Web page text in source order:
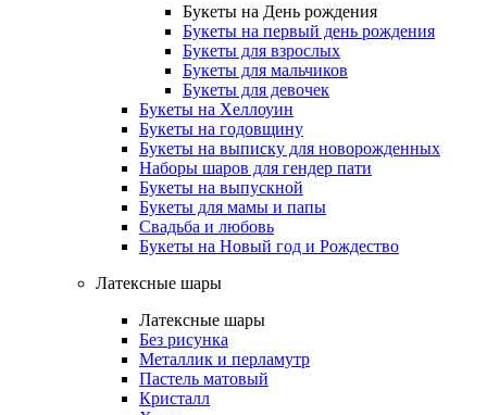
Букеты на День рождения
Букеты на первый день рождения
Букеты для взрослых
Букеты для мальчиков
Букеты для девочек
Букеты на Хеллоуин
Букеты на годовщину
Букеты на выписку для новорожденных
Наборы шаров для гендер пати
Букеты на выпускной
Букеты для мамы и папы
Свадьба и любовь
Букеты на Новый год и Рождество
Латексные шары
Латексные шары
Без рисунка
Металлик и перламутр
Пастель матовый
Кристалл